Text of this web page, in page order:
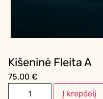
Kišeninė Fleita A
75,00 €
Į krepšelį